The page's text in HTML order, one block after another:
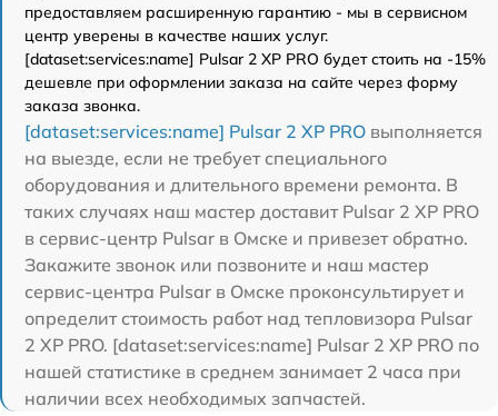
предоставляем расширенную гарантию - мы в сервисном
центр уверены в качестве наших услуг.
[dataset:services:name] Pulsar 2 XP PRO будет стоить на -15%
дешевле при оформлении заказа на сайте через форму
заказа звонка.
[dataset:services:name] Pulsar 2 XP PRO выполняется
на выезде, если не требует специального
оборудования и длительного времени ремонта. В
таких случаях наш мастер доставит Pulsar 2 XP PRO
в сервис-центр Pulsar в Омске и привезет обратно.
Закажите звонок или позвоните и наш мастер
сервис-центра Pulsar в Омске проконсультирует и
определит стоимость работ над тепловизора Pulsar
2 XP PRO. [dataset:services:name] Pulsar 2 XP PRO по
нашей статистике в среднем занимает 2 часа при
наличии всех необходимых запчастей.